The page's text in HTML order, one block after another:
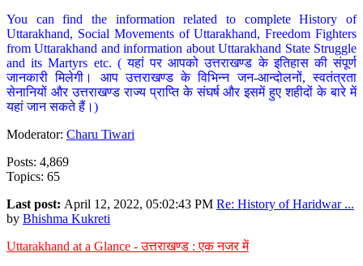
You can find the information related to complete History of
Uttarakhand, Social Movements of Uttarakhand, Freedom Fighters
from Uttarakhand and information about Uttarakhand State Struggle
and its Martyrs etc. ( यहां पर आपको उत्तराखण्ड के इतिहास की संपूर्ण
जानकारी मिलेगी। आप उत्तराखण्ड के विभिन्न जन-आन्दोलनों, स्वतंत्रता
सेनानियों और उत्तराखण्ड राज्य प्राप्ति के संघर्ष और इसमें हुए शहीदों के बारे में
यहां जान सकते हैं।)
Moderator: Charu Tiwari
Posts: 4,869
Topics: 65
Last post: April 12, 2022, 05:02:43 PM Re: History of Haridwar ...
by Bhishma Kukreti
Uttarakhand at a Glance - उत्तराखण्ड : एक नजर में